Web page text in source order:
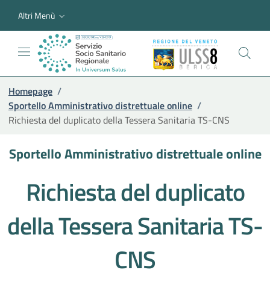
Altri Menù
Homepage /
Sportello Amministrativo distrettuale online /
Richiesta del duplicato della Tessera Sanitaria TS-CNS
Sportello Amministrativo distrettuale online
Richiesta del duplicato
della Tessera Sanitaria TS-
CNS